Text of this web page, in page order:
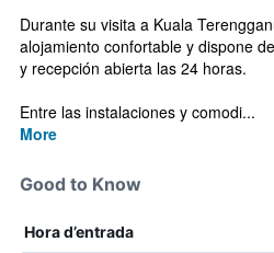
Durante su visita a Kuala
alojamiento confortable y dispone
y recepción abierta las 24 horas.
Entre las instalaciones y comodi...
More
Good to Know
Hora d’entrada